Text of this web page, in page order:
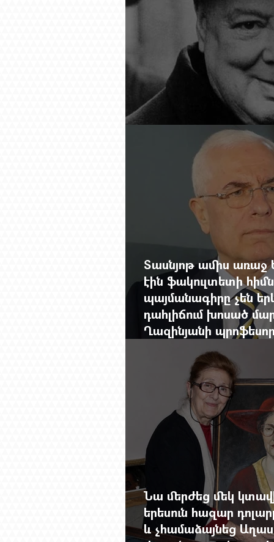
Չերչիլն ու հայերը
Տասնյոթ ամիս առաջ
էին ֆակուլտետի
պայմանագիրը չեն
դահլիճում խոսած
Ղազինյանի
Նա մերժեց մեկ
երեսուն հազար
և չհամաձայնեց